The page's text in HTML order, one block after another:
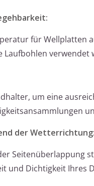
für Wellplatten
Laufbohlen verwendet
um eine
der Wetterrichtung:
Seitenüberlappung
und Dichtigkeit Ihres